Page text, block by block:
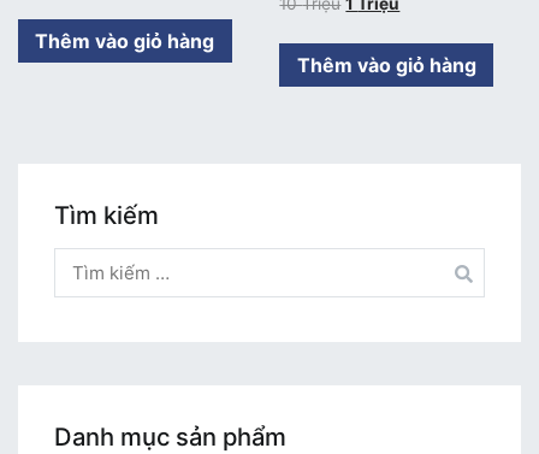
Thêm vào giỏ hàng
Thêm vào giỏ hàng
Tìm kiếm
kiếm
cho:
Danh mục sản phẩm